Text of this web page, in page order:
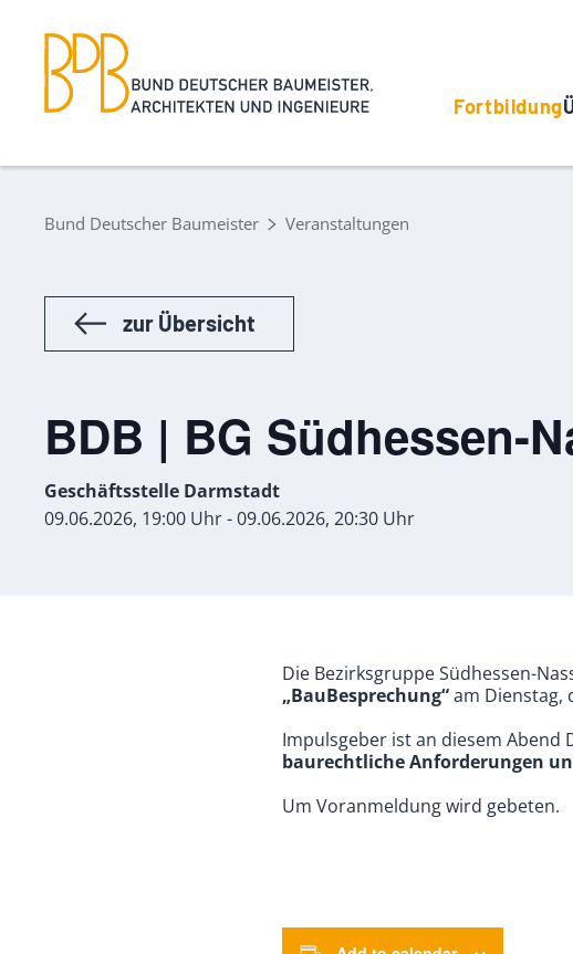
Fortbildung
Bund Deutscher Baumeister Veranstaltungen
zur Übersicht
BDB | BG Südhessen-
Geschäftsstelle Darmstadt
09.06.2026, 19:00 Uhr - 09.06.2026, 20:30 Uhr
Die Bezirksgruppe Südhessen-
„BauBesprechung“am Dienstag,
Impulsgeber ist an diesem Abend
baurechtliche Anforderungen
Um Voranmeldung wird gebeten.